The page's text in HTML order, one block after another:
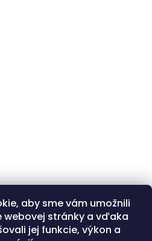
aby sme vám umožnili
stránky a vďaka
jej funkcie, výkon a
Instagramon